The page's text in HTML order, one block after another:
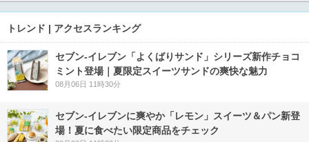
トレンド | アクセスランキング
セブン‐イレブン「よくばりサンド」シリーズ新作チョコ
ミント登場｜夏限定スイーツサンドの爽快な魅力
08月06日 11時30分
セブン‐イレブンに爽やか「レモン」スイーツ＆パン新登
場！夏に食べたい限定商品をチェック